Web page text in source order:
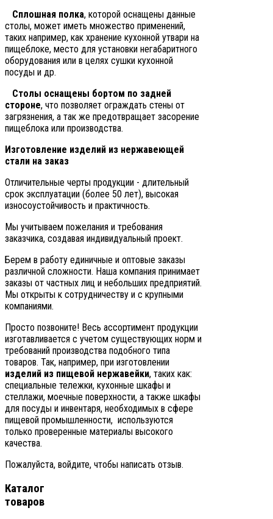
Сплошная полка, которой оснащены данные
столы, может иметь множество применений,
таких например, как хранение кухонной утвари на
пищеблоке, место для установки негабаритного
оборудования или в целях сушки кухонной
посуды и др.
Столы оснащены бортом по задней
стороне, что позволяет ограждать стены от
загрязнения, а так же предотвращает засорение
пищеблока или производства.
Изготовление изделий из нержавеющей
стали на заказ
Отличительные черты продукции - длительный
срок эксплуатации (более 50 лет), высокая
износоустойчивость и практичность.
Мы учитываем пожелания и требования
заказчика, создавая индивидуальный проект.
Берем в работу единичные и оптовые заказы
различной сложности. Наша компания принимает
заказы от частных лиц и небольших предприятий.
Мы открыты к сотрудничеству и с крупными
компаниями.
Просто позвоните! Весь ассортимент продукции
изготавливается с учетом существующих норм и
требований производства подобного типа
товаров. Так, например, при изготовлении
изделий из пищевой нержавейки, таких как:
специальные тележки, кухонные шкафы и
стеллажи, моечные поверхности, а также шкафы
для посуды и инвентаря, необходимых в сфере
пищевой промышленности, используются
только проверенные материалы высокого
качества.
Пожалуйста, войдите, чтобы написать отзыв.
Каталог
товаров